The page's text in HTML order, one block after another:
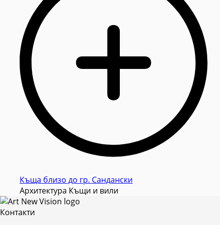
Къща близо до гр. Сандански
Архитектура Къщи и вили
Контакти